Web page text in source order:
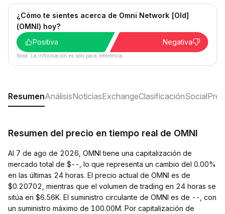
¿Cómo te sientes acerca de Omni Network [Old]
(OMNI) hoy?
Positiva
Negativa
Nota: La información es solo para referencia.
ResumenAnálisisNoticiasExchangeClasificaciónSocial
Resumen del precio en tiempo real de OMNI
Al 7 de ago de 2026, OMNI tiene una capitalización de
mercado total de $--, lo que representa un cambio del 0.00%
en las últimas 24 horas. El precio actual de OMNI es de
$0.20702, mientras que el volumen de trading en 24 horas se
sitúa en $6.56K. El suministro circulante de OMNI es de --, con
un suministro máximo de 100.00M. Por capitalización de